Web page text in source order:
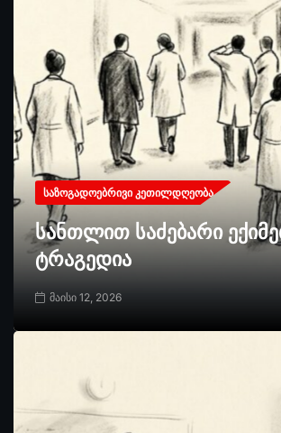
ᲡᲐᲖᲝᲒᲐᲓᲝᲔᲑᲠᲘᲕᲘ ᲙᲔᲗᲘᲚᲓᲦᲔᲝᲑᲐ
სანთლით საძებარი
ტრაგედია
მაისი 12, 2026